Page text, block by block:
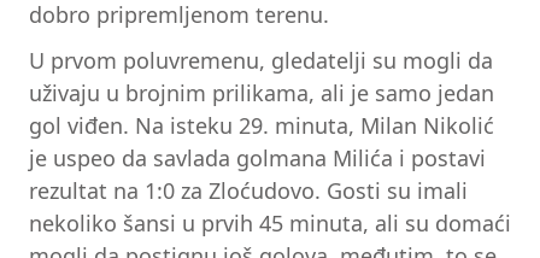
dobro pripremljenom terenu.
U prvom poluvremenu, gledatelji su mogli da
uživaju u brojnim prilikama, ali je samo jedan
gol viđen. Na isteku 29. minuta, Milan Nikolić
je uspeo da savlada golmana Milića i postavi
rezultat na 1:0 za Zloćudovo. Gosti su imali
nekoliko šansi u prvih 45 minuta, ali su domaći